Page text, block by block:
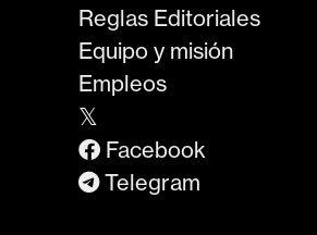
Reglas Editoriales
Equipo y misión
Empleos
𝕏
Facebook
Telegram